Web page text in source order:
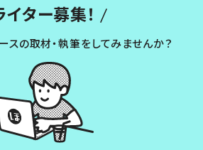
イター募集！
スの取材・執筆をしてみませんか？